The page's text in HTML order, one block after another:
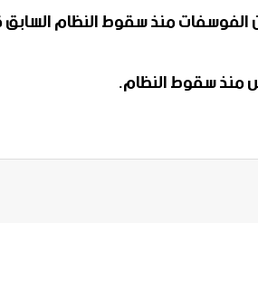
منذ سقوط النظام.